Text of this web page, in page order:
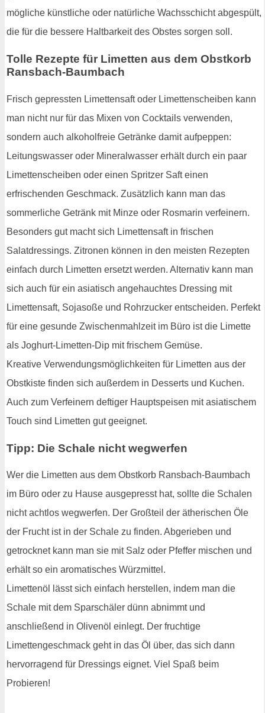
mögliche künstliche oder natürliche Wachsschicht abgespült,
die für die bessere Haltbarkeit des Obstes sorgen soll.
Tolle Rezepte für Limetten aus dem Obstkorb
Ransbach-Baumbach
Frisch gepressten Limettensaft oder Limettenscheiben kann
man nicht nur für das Mixen von Cocktails verwenden,
sondern auch alkoholfreie Getränke damit aufpeppen:
Leitungswasser oder Mineralwasser erhält durch ein paar
Limettenscheiben oder einen Spritzer Saft einen
erfrischenden Geschmack. Zusätzlich kann man das
sommerliche Getränk mit Minze oder Rosmarin verfeinern.
Besonders gut macht sich Limettensaft in frischen
Salatdressings. Zitronen können in den meisten Rezepten
einfach durch Limetten ersetzt werden. Alternativ kann man
sich auch für ein asiatisch angehauchtes Dressing mit
Limettensaft, Sojasoße und Rohrzucker entscheiden. Perfekt
für eine gesunde Zwischenmahlzeit im Büro ist die Limette
als Joghurt-Limetten-Dip mit frischem Gemüse.
Kreative Verwendungsmöglichkeiten für Limetten aus der
Obstkiste finden sich außerdem in Desserts und Kuchen.
Auch zum Verfeinern deftiger Hauptspeisen mit asiatischem
Touch sind Limetten gut geeignet.
Tipp: Die Schale nicht wegwerfen
Wer die Limetten aus dem Obstkorb Ransbach-Baumbach
im Büro oder zu Hause ausgepresst hat, sollte die Schalen
nicht achtlos wegwerfen. Der Großteil der ätherischen Öle
der Frucht ist in der Schale zu finden. Abgerieben und
getrocknet kann man sie mit Salz oder Pfeffer mischen und
erhält so ein aromatisches Würzmittel.
Limettenöl lässt sich einfach herstellen, indem man die
Schale mit dem Sparschäler dünn abnimmt und
anschließend in Olivenöl einlegt. Der fruchtige
Limettengeschmack geht in das Öl über, das sich dann
hervorragend für Dressings eignet. Viel Spaß beim
Probieren!